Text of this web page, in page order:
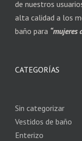
de nuestros
alta calidad a los
baño para “mujeres
CATEGORÍAS
Sin categorizar
Vestidos de baño
Enterizo